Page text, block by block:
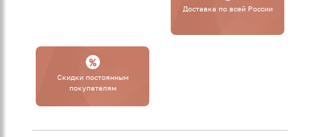
Доставка по всей России
Cкидки постоянным
покупателям